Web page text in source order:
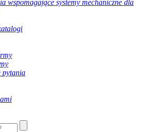
wspomagające systemy mechaniczne dla
pytania